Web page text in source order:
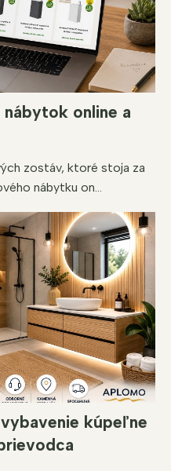
online a
zostáv, ktoré stoja za
nábytku on...
kúpeľne